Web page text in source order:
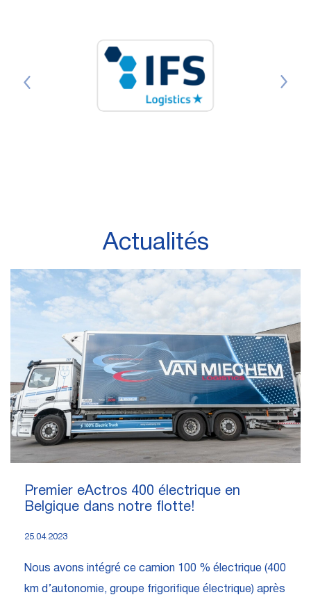
Actualités
Premier eActros 400 électrique en
Belgique dans notre flotte!
25.04.2023
Nous avons intégré ce camion 100 % électrique (400
km d’autonomie, groupe frigorifique électrique) après